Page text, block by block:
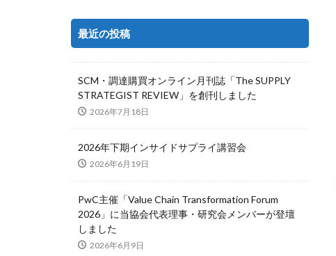
最近の投稿
SCM・調達購買オンライン月刊誌「The SUPPLY
STRATEGIST REVIEW」を創刊しました
2026年7月18日
2026年下期インサイドサプライ講習会
2026年6月19日
PwC主催「Value Chain Transformation Forum
2026」に当協会代表理事・研究会メンバーが登壇
しました
2026年6月9日